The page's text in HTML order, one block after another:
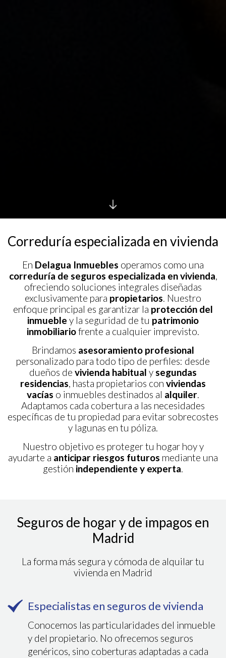
Correduría especializada en vivienda
En Delagua Inmuebles operamos como una
correduría de seguros especializada en vivienda,
ofreciendo soluciones integrales diseñadas
exclusivamente para propietarios. Nuestro
enfoque principal es garantizar la protección del
inmueble y la seguridad de tu patrimonio
inmobiliariofrente a cualquier imprevisto.
Brindamos asesoramiento profesional
personalizado para todo tipo de perfiles: desde
dueños de vivienda habitual ysegundas
residencias, hasta propietarios con viviendas
vacías o inmuebles destinados al alquiler.
Adaptamos cada cobertura a las necesidades
específicas de tu propiedad para evitar sobrecostes
y lagunas en tu póliza.
Nuestro objetivo es proteger tu hogar hoy y
ayudarte a anticipar riesgos futuros mediante una
gestión independiente y experta.
Seguros de hogar y de impagos en
Madrid
La forma más segura y cómoda de alquilar tu
vivienda en Madrid
Especialistas en seguros de vivienda
Conocemos las particularidades del inmueble
y del propietario. No ofrecemos seguros
genéricos, sino coberturas adaptadas a cada